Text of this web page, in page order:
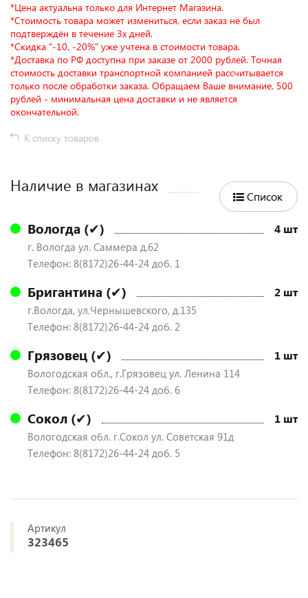
*Цена актуальна только для Интернет Магазина.
*Стоимость товара может измениться, если заказ не был
подтверждён в течение 3х дней.
*Скидка "-10, -20%" уже учтена в стоимости товара.
*Доставка по РФ доступна при заказе от 2000 рублей. Точная
стоимость доставки транспортной компанией рассчитывается
только после обработки заказа. Обращаем Ваше внимание, 500
рублей - минимальная цена доставки и не является
окончательной.
К списку товаров
Наличие в магазинах
Список
Вологда (✔) 4 шт
г. Вологда ул. Саммера д.62
Телефон: 8(8172)26-44-24 доб. 1
Бригантина (✔) 2 шт
г.Вологда, ул.Чернышевского, д.135
Телефон: 8(8172)26-44-24 доб. 2
Грязовец (✔) 1 шт
Вологодская обл., г.Грязовец ул. Ленина 114
Телефон: 8(8172)26-44-24 доб. 6
Сокол (✔) 1 шт
Вологодская обл. г.Сокол ул. Советская 91д
Телефон: 8(8172)26-44-24 доб. 5
Артикул
323465